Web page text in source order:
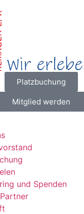
Platzbuchung
Mitglied werden
und Spenden